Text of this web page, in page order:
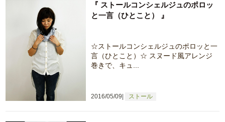
2016/05/09 ストール
『 ストールコンシェルジュのポロッ
と一言（ひとこと） 』
☆ストールコンシェルジュのポロッと一
言（ひとこと）☆ スヌード風アレンジ
巻きで、キュ...